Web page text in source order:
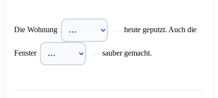
Die Wohnung heute geputzt. Auch die
Fenster sauber gemacht.